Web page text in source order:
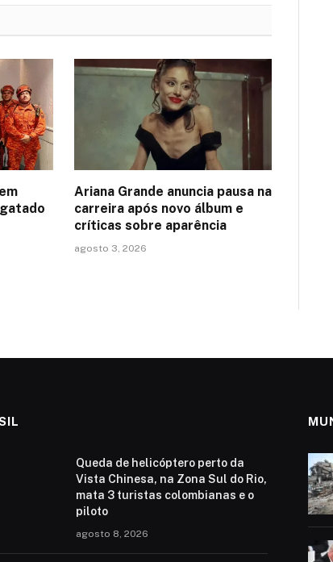
Ariana Grande anuncia pausa na
carreira após novo álbum e
críticas sobre aparência
agosto 3, 2026
Queda de helicóptero perto da
Vista Chinesa, na Zona Sul do Rio,
mata 3 turistas colombianas e o
piloto
agosto 8, 2026